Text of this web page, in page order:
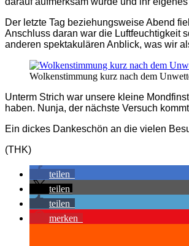
Der letzte Tag beziehungsweise Abend
Anschluss daran war die Luftfeuchtigkeit
anderen spektakulären Anblick, was wir
Wolkenstimmung kurz nach dem
Unterm Strich war unsere kleine
haben. Nunja, der nächste Versuch
Ein dickes Dankeschön an die vielen
(THK)
teilen
teilen
teilen
merken